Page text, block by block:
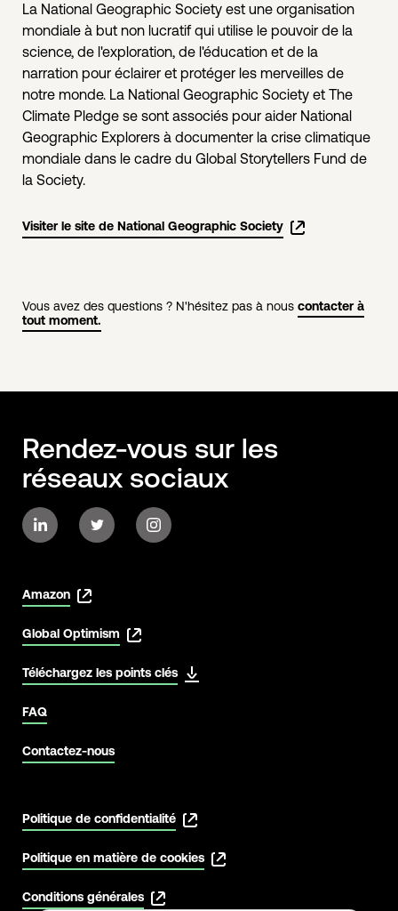
La National Geographic Society est une organisation
mondiale à but non lucratif qui utilise le pouvoir de la
science, de l'exploration, de l'éducation et de la
narration pour éclairer et protéger les merveilles de
notre monde. La National Geographic Society et The
Climate Pledge se sont associés pour aider National
Geographic Explorers à documenter la crise climatique
mondiale dans le cadre du Global Storytellers Fund de
la Society.
Visiter le site de National Geographic Society
Vous avez des questions ? N'hésitez pas à nous contacter à
tout moment.
Rendez-vous sur les
réseaux sociaux
Amazon
Global Optimism
Téléchargez les points clés
FAQ
Contactez-nous
Politique de confidentialité
Politique en matière de cookies
Conditions générales